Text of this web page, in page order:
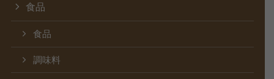
食品
食品
調味料